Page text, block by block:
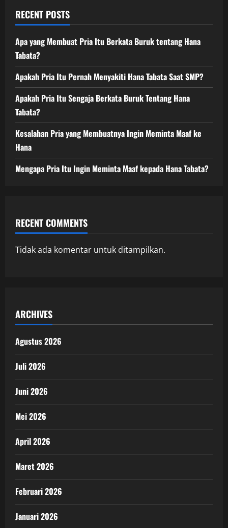
RECENT POSTS
Apa yang Membuat Pria Itu Berkata Buruk tentang Hana
Tabata?
Apakah Pria Itu Pernah Menyakiti Hana Tabata Saat SMP?
Apakah Pria Itu Sengaja Berkata Buruk Tentang Hana
Tabata?
Kesalahan Pria yang Membuatnya Ingin Meminta Maaf ke
Hana
Mengapa Pria Itu Ingin Meminta Maaf kepada Hana Tabata?
RECENT COMMENTS
Tidak ada komentar untuk ditampilkan.
ARCHIVES
Agustus 2026
Juli 2026
Juni 2026
Mei 2026
April 2026
Maret 2026
Februari 2026
Januari 2026